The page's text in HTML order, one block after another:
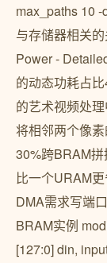
max_paths 10
与存储器相关
Power -
的动态功耗占
的艺术视频处
将相邻两个像
30%跨BRAM
比一个URAM
DMA需求写端
BRAM实例
[127:0] din,